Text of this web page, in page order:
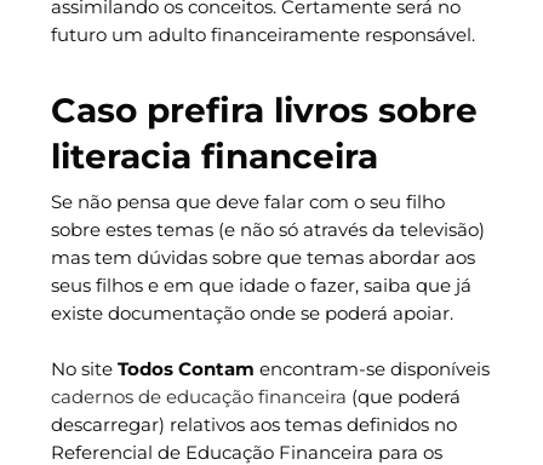
assimilando os conceitos. Certamente será no
futuro um adulto financeiramente responsável.
Caso prefira livros sobre
literacia financeira
Se não pensa que deve falar com o seu filho
sobre estes temas (e não só através da televisão)
mas tem dúvidas sobre que temas abordar aos
seus filhos e em que idade o fazer, saiba que já
existe documentação onde se poderá apoiar.
No site Todos Contam encontram-se disponíveis
cadernos de educação financeira (que poderá
descarregar) relativos aos temas definidos no
Referencial de Educação Financeira para os